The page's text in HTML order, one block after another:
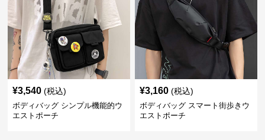
¥3,540 (税込)
ボディバッグ シンプル機能的ウ
エストポーチ
¥3,160 (税込)
ボディバッグ スマート街歩きウ
エストポーチ